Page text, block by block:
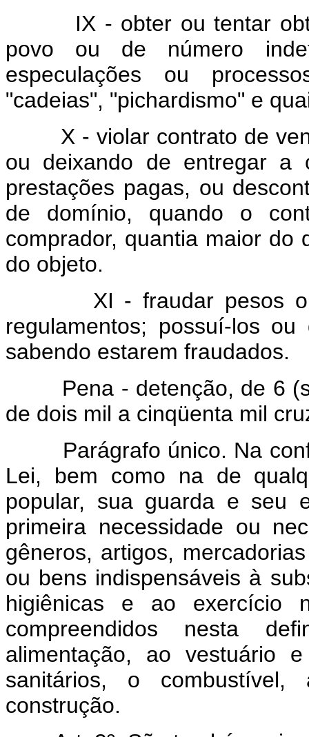
IX - obter ou tentar obter
povo ou de número
especulações ou
"cadeias", "pichardismo" e
X - violar contrato de
ou deixando de entregar a
prestações pagas, ou
de domínio, quando o
comprador, quantia maior do
do objeto.
XI - fraudar pesos ou
regulamentos; possuí-los
sabendo estarem fraudados.
Pena - detenção, de 6
de dois mil a cinqüenta mil
Parágrafo único. Na
Lei, bem como na de
popular, sua guarda e seu
primeira necessidade ou
gêneros, artigos,
ou bens indispensáveis à
higiênicas e ao exercício
compreendidos nesta
alimentação, ao vestuário
sanitários, o
construção.